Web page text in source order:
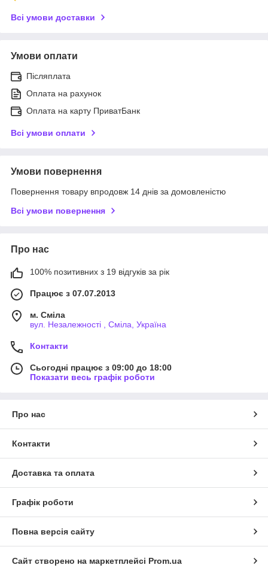
Всі умови доставки
Умови оплати
Післяплата
Оплата на рахунок
Оплата на карту ПриватБанк
Всі умови оплати
Умови повернення
Повернення товару впродовж 14 днів за домовленістю
Всі умови повернення
Про нас
100% позитивних з 19 відгуків за рік
Працює з 07.07.2013
м. Сміла
вул. Незалежності , Сміла, Україна
Контакти
Сьогодні працює з 09:00 до 18:00
Показати весь графік роботи
Про нас
Контакти
Доставка та оплата
Графік роботи
Повна версія сайту
Сайт створено на маркетплейсі Prom.ua